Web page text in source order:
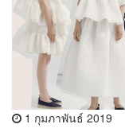
1 กุมภาพันธ์ 2019